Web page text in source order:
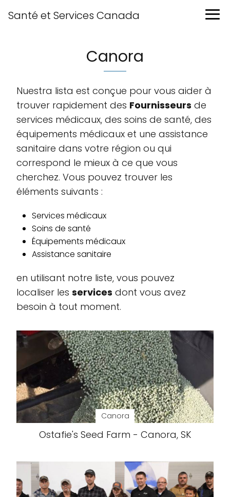
Santé et Services Canada
Canora
Nuestra lista est conçue pour vous aider à
trouver rapidement des Fournisseurs de
services médicaux, des soins de santé, des
équipements médicaux et une assistance
sanitaire dans votre région ou qui
correspond le mieux à ce que vous
cherchez. Vous pouvez trouver les
éléments suivants :
Services médicaux
Soins de santé
Équipements médicaux
Assistance sanitaire
en utilisant notre liste, vous pouvez
localiser les services dont vous avez
besoin à tout moment.
Canora
Ostafie's Seed Farm - Canora, SK